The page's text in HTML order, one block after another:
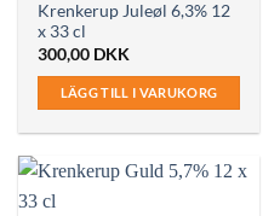
Krenkerup Juleøl 6,3% 12
x 33 cl
300,00 DKK
LÄGG TILL I VARUKORG